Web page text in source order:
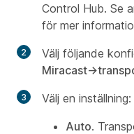
Control Hub. Se
för mer
Välj följande
Miracast-
Välj en inställning:
Auto.